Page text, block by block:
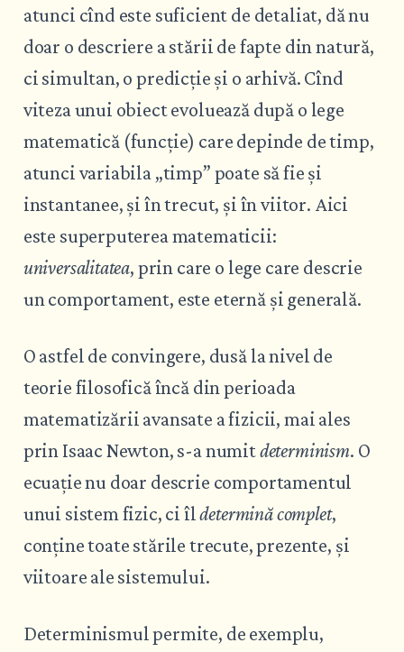
atunci cînd este suficient de detaliat, dă nu
doar o descriere a stării de fapte din natură,
ci simultan, o predicție și o arhivă. Cînd
viteza unui obiect evoluează după o lege
matematică (funcție) care depinde de timp,
atunci variabila „timp” poate să fie și
instantanee, și în trecut, și în viitor. Aici
este superputerea matematicii:
universalitatea, prin care o lege care descrie
un comportament, este eternă și generală.
O astfel de convingere, dusă la nivel de
teorie filosofică încă din perioada
matematizării avansate a fizicii, mai ales
prin Isaac Newton, s-a numitdeterminism. O
ecuație nu doar descrie comportamentul
unui sistem fizic, ci îldetermină complet,
conține toate stările trecute, prezente, și
viitoare ale sistemului.
Determinismul permite, de exemplu,